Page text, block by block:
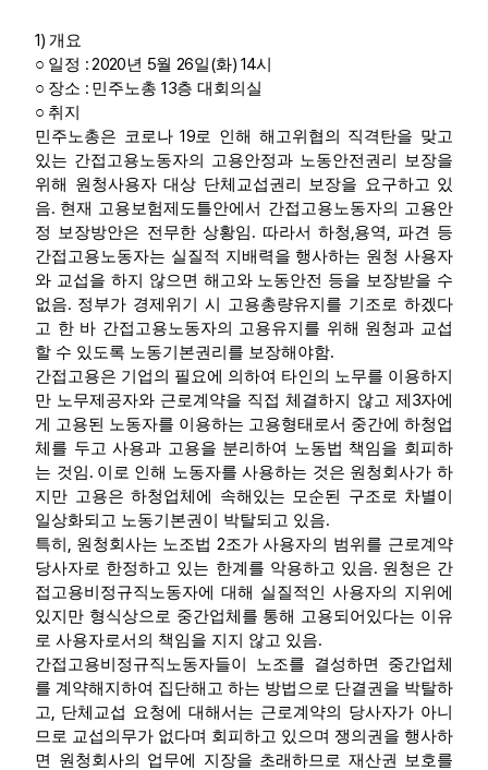
1) 개요
○ 일정 : 2020년 5월26일(화) 14시
○ 장소 : 민주노총13층 대회의실
○ 취지
민주노총은 코로나19로 인해 해고위협의 직격탄을 맞고
있는 간접고용노동자의 고용안정과 노동안전권리 보장을
위해 원청사용자 대상 단체교섭권리 보장을 요구하고 있
음. 현재 고용보험제도틀안에서 간접고용노동자의 고용안
정 보장방안은 전무한 상황임. 따라서 하청,용역, 파견 등
간접고용노동자는 실질적 지배력을 행사하는 원청 사용자
와 교섭을 하지 않으면 해고와 노동안전 등을 보장받을 수
없음. 정부가 경제위기 시 고용총량유지를 기조로 하겠다
고 한 바 간접고용노동자의 고용유지를 위해 원청과 교섭
할 수 있도록 노동기본권리를 보장해야함.
간접고용은 기업의 필요에 의하여 타인의 노무를 이용하지
만 노무제공자와 근로계약을 직접 체결하지 않고 제 3자에
게 고용된 노동자를 이용하는 고용형태로서 중간에 하청업
체를 두고 사용과 고용을 분리하여 노동법 책임을 회피하
는 것임. 이로 인해 노동자를 사용하는 것은 원청회사가 하
지만 고용은 하청업체에 속해있는 모순된 구조로 차별이
일상화되고 노동기본권이 박탈되고 있음.
특히 , 원청회사는 노조법2조가 사용자의 범위를 근로계약
당사자로 한정하고 있는 한계를 악용하고 있음. 원청은 간
접고용비정규직노동자에 대해 실질적인 사용자의 지위에
있지만 형식상으로 중간업체를 통해 고용되어있다는 이유
로 사용자로서의 책임을 지지 않고 있음.
간접고용비정규직노동자들이 노조를 결성하면 중간업체
를 계약해지하여 집단해고 하는 방법으로 단결권을 박탈하
고, 단체교섭 요청에 대해서는 근로계약의 당사자가 아니
므로 교섭의무가 없다며 회피하고 있으며 쟁의권을 행사하
면 원청회사의 업무에 지장을 초래하므로 재산권 보호를